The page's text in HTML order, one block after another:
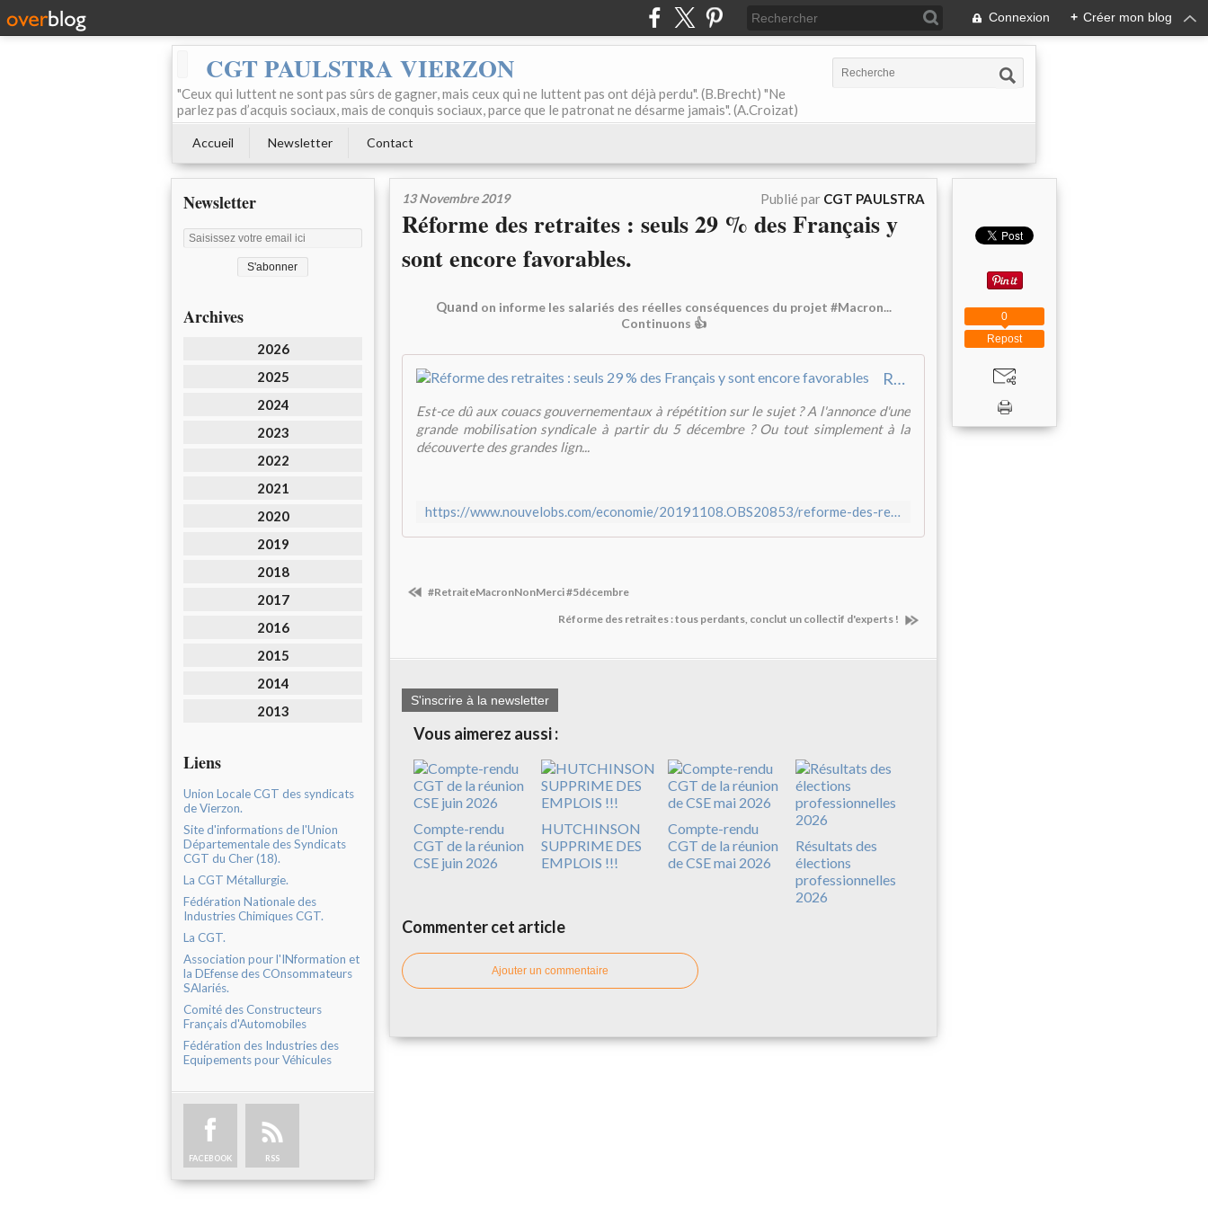
Connexion + Créer mon blog
CGT PAULSTRA VIERZON
"Ceux qui luttent ne sont pas sûrs de gagner, mais ceux qui ne luttent pas ont déjà perdu". (B.Brecht) "Ne
parlez pas d’acquis sociaux, mais de conquis sociaux, parce que le patronat ne désarme jamais". (A.Croizat)
Accueil Newsletter Contact
Newsletter
Archives
2026
2025
2024
2023
2022
2021
2020
2019
2018
2017
2016
2015
2014
2013
Liens
Union Locale CGT des syndicats
de Vierzon.
Site d'informations de l'Union
Départementale des Syndicats
CGT du Cher (18).
La CGT Métallurgie.
Fédération Nationale des
Industries Chimiques CGT.
La CGT.
Association pour l'INformation et
la DEfense des COnsommateurs
SAlariés.
Comité des Constructeurs
Français d'Automobiles
Fédération des Industries des
Equipements pour Véhicules
FACEBOOK RSS
13 Novembre 2019 Publié par CGT PAULSTRA
Réforme des retraites : seuls 29 % des Français y
sont encore favorables.
Quand on informe les salariés des réelles conséquences du projet #Macron...
Continuons 👍
Réforme des retraites : seuls 29 % des Français y sont encore favorables
Est-ce dû aux couacs gouvernementaux à répétition sur le sujet ? A l'annonce d'une
grande mobilisation syndicale à partir du 5 décembre ? Ou tout simplement à la
découverte des grandes lign...
https://www.nouvelobs.com/economie/20191108.OBS20853/reforme-des-retraites-seuls-29-des-francais-y-sont-encore-favorables.html
#RetraiteMacronNonMerci #5décembre
Réforme des retraites : tous perdants, conclut un collectif d'experts !
S'inscrire à la newsletter
Vous aimerez aussi :
Compte-rendu
CGT de la réunion
CSE juin 2026
HUTCHINSON
SUPPRIME DES
EMPLOIS !!!
Compte-rendu
CGT de la réunion
de CSE mai 2026
Résultats des
élections
professionnelles
2026
Commenter cet article
Ajouter un commentaire
Repost
0